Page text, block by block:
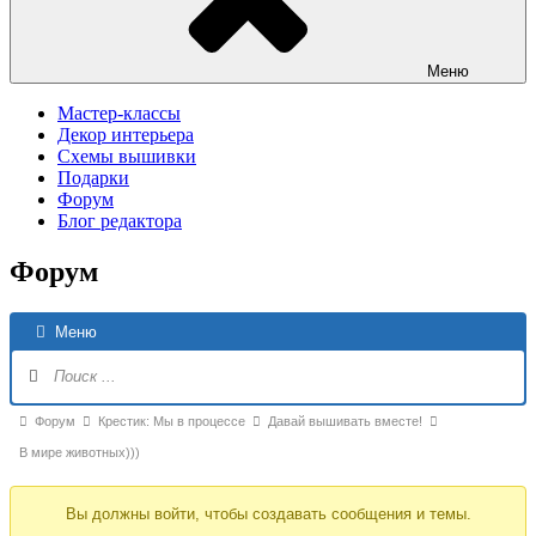
Меню
Мастер-классы
Декор интерьера
Схемы вышивки
Подарки
Форум
Блог редактора
Форум
Меню
Форум
breadcrumbs
Форум Крестик: Мы в процессе Давай вышивать вместе!
В мире животных)))
Вы должны войти, чтобы создавать сообщения и темы.